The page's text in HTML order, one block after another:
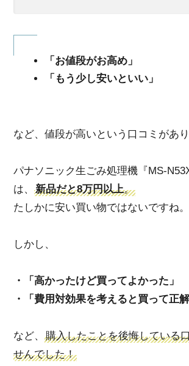
「お値段がお高め」
「もう少し安いといい」
など、値段が高いという口コミがあり
パナソニック生ごみ処理機『MS-
は、新品だと8万円以上。
たしかに安い買い物ではないですね。
しかし、
・「高かったけど買ってよかった」
・「費用対効果を考えると買って正解
など、購入したことを後悔している
せんでした！